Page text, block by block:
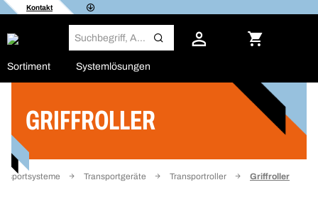
Kontakt
Sortiment Systemlösungen
GRIFFROLLER
Transportgeräte Transportroller Griffroller
Filter